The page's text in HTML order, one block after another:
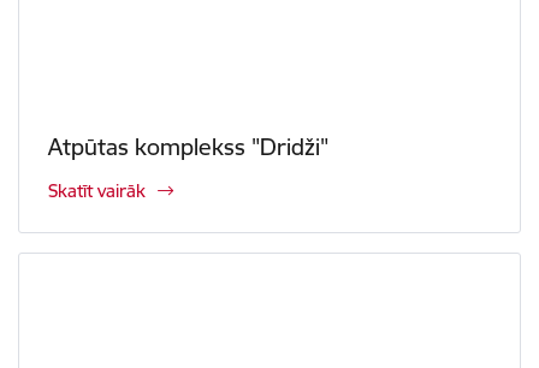
Atpūtas komplekss "Dridži"
Skatīt vairāk